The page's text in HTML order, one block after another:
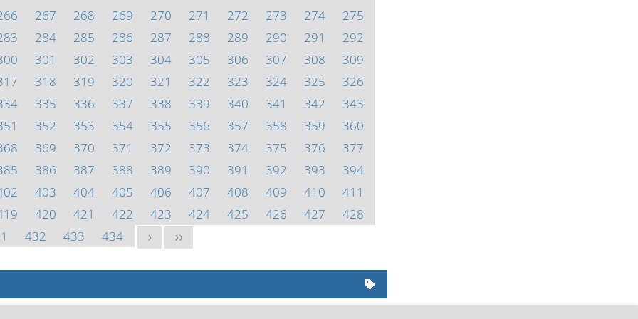
267 268 269 270 271 272 273 274
275
284 285 286 287 288 289 290 291
292
301 302 303 304 305 306 307 308
309
318 319 320 321 322 323 324 325
326
335 336 337 338 339 340 341 342
343
352 353 354 355 356 357 358 359
360
369 370 371 372 373 374 375 376
377
386 387 388 389 390 391 392 393
394
403 404 405 406 407 408 409 410
411
420 421 422 423 424 425 426 427
428
432 433 434 > >>